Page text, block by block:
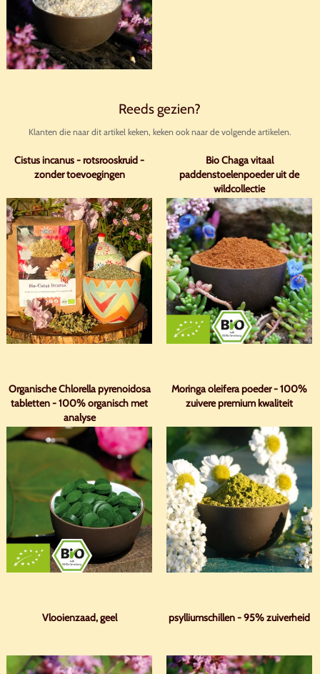
Reeds gezien?
Klanten die naar dit artikel keken, keken ook naar de volgende artikelen.
Cistus incanus - rotsrooskruid -
zonder toevoegingen
Bio Chaga vitaal
paddenstoelenpoeder uit de
wildcollectie
Organische Chlorella pyrenoidosa
tabletten - 100% organisch met
analyse
Moringa oleifera poeder - 100%
zuivere premium kwaliteit
Vlooienzaad, geel psylliumschillen - 95% zuiverheid